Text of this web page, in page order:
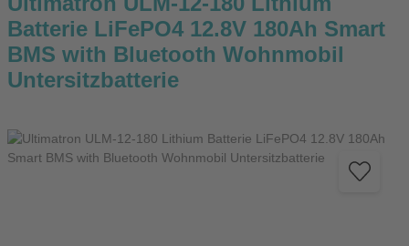
Batterie LiFePO4 12.8V 180Ah Smart
BMS with Bluetooth Wohnmobil
Untersitzbatterie
Bildergalerie überspringen